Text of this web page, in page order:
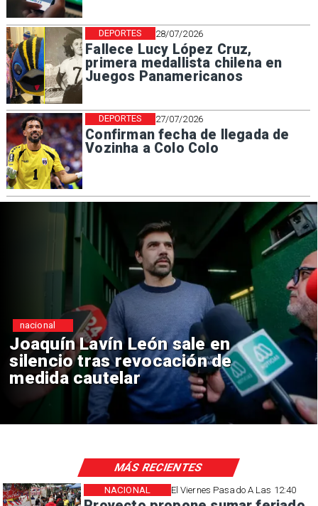
28/07/2026
Fallece Lucy López Cruz,
primera medallista chilena en
Juegos Panamericanos
DEPORTES
27/07/2026
Confirman fecha de llegada de
Vozinha a Colo Colo
DEPORTES
Chile y Venezuela formalizan
reinicio de relaciones
consulares
nacional
El Viernes Pasado A Las 12:40
NACIONAL
MÁS RECIENTES